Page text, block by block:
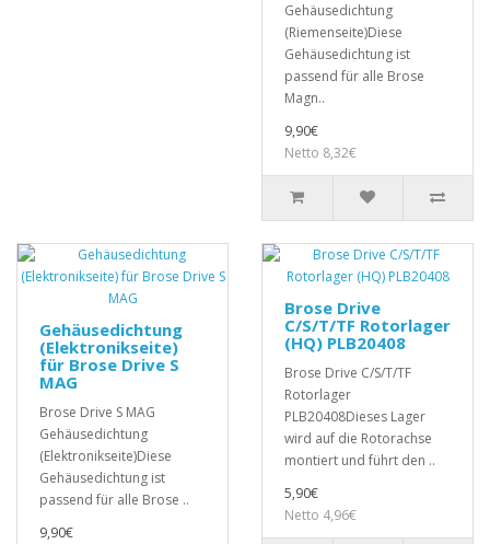
Gehäusedichtung
(Riemenseite)Diese
Gehäusedichtung ist
passend für alle Brose
Magn..
9,90€
Netto 8,32€
Gehäusedichtung
(Elektronikseite)
für Brose Drive S
MAG
Brose Drive S MAG
Gehäusedichtung
(Elektronikseite)Diese
Gehäusedichtung ist
passend für alle Brose ..
9,90€
Brose Drive
C/S/T/TF Rotorlager
(HQ) PLB20408
Brose Drive C/S/T/TF
Rotorlager
PLB20408Dieses Lager
wird auf die Rotorachse
montiert und führt den ..
5,90€
Netto 4,96€